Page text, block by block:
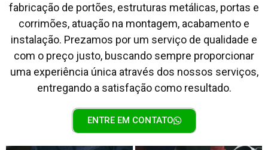
fabricação de portões, estruturas metálicas, portas e
corrimões, atuação na montagem, acabamento e
instalação. Prezamos por um serviço de qualidade e
com o preço justo, buscando sempre proporcionar
uma experiência única através dos nossos serviços,
entregando a satisfação como resultado.
ENTRE EM CONTATO